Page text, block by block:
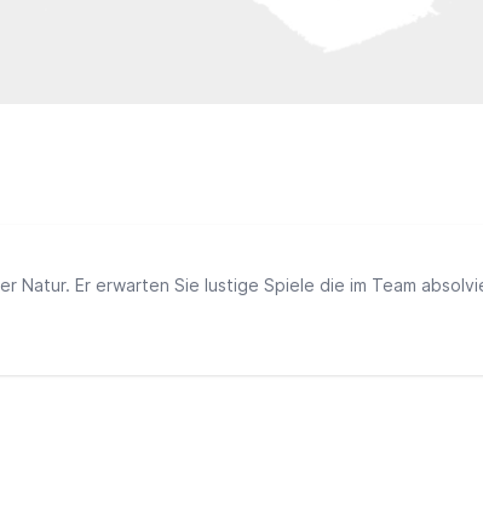
Natur. Er erwarten Sie lustige Spiele die im Team